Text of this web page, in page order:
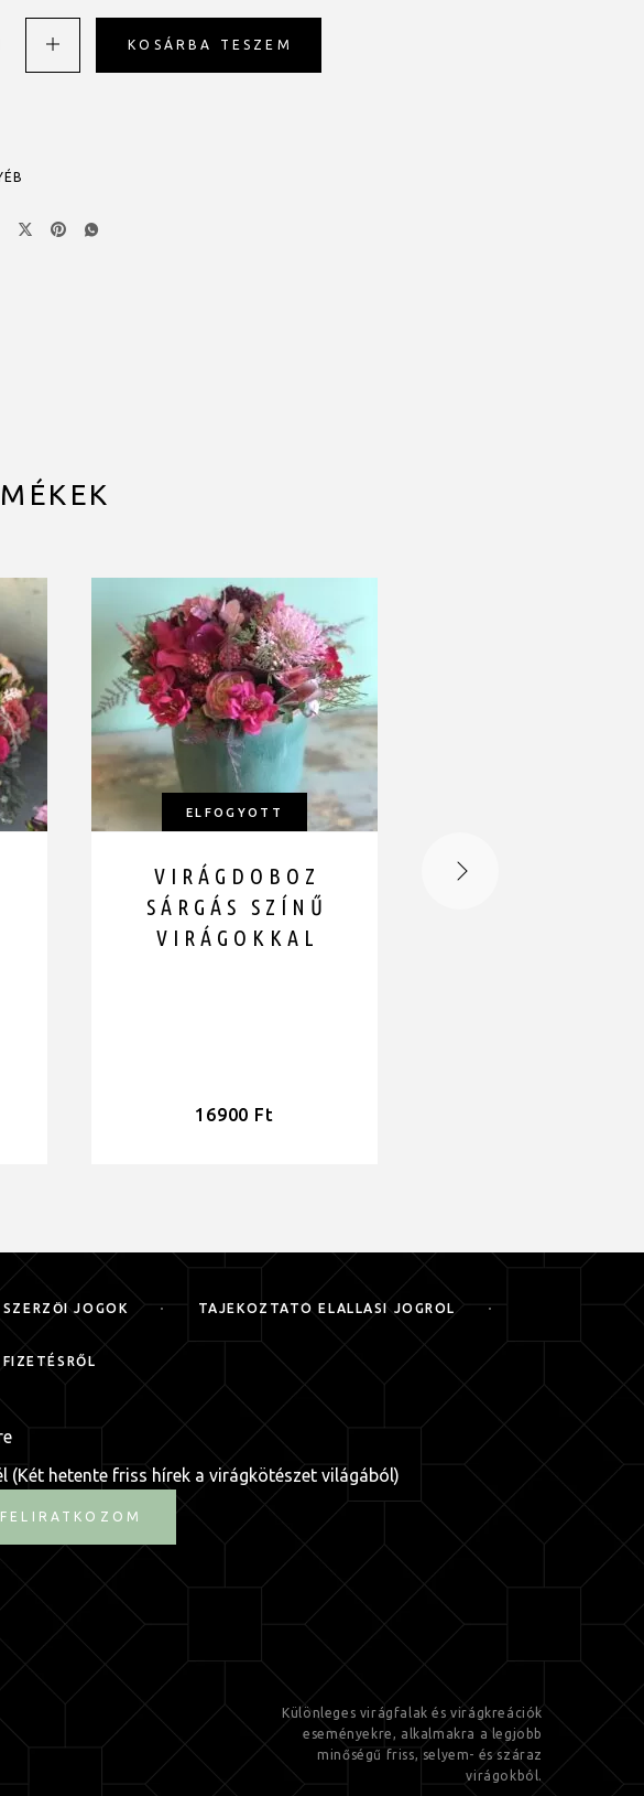
KOSÁRBA TESZEM
ELFOGYOTT
VIRÁGDOBOZ
SÁRGÁS SZÍNŰ
VIRÁGOKKAL
16900 Ft
SZERZŐI JOGOK TÁJÉKOZTATÓ ELÁLLÁSI JOGRÓL
(Két hetente friss hírek a virágkötészet világából)
FELIRATKOZOM
Különleges virágfalak és virágkreációk
eseményekre, alkalmakra a legjobb
minőségű friss, selyem- és száraz
virágokból.